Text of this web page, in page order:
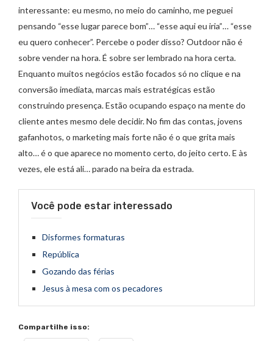
interessante: eu mesmo, no meio do caminho, me peguei
pensando “esse lugar parece bom”… “esse aqui eu iria”… “esse
eu quero conhecer”. Percebe o poder disso? Outdoor não é
sobre vender na hora. É sobre ser lembrado na hora certa.
Enquanto muitos negócios estão focados só no clique e na
conversão imediata, marcas mais estratégicas estão
construindo presença. Estão ocupando espaço na mente do
cliente antes mesmo dele decidir. No fim das contas, jovens
gafanhotos, o marketing mais forte não é o que grita mais
alto… é o que aparece no momento certo, do jeito certo. E às
vezes, ele está ali… parado na beira da estrada.
Você pode estar interessado
Disformes formaturas
República
Gozando das férias
Jesus à mesa com os pecadores
Compartilhe isso: